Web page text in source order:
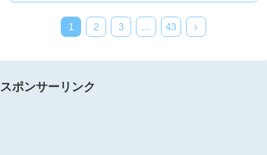
1 2 3 … 43
スポンサーリンク